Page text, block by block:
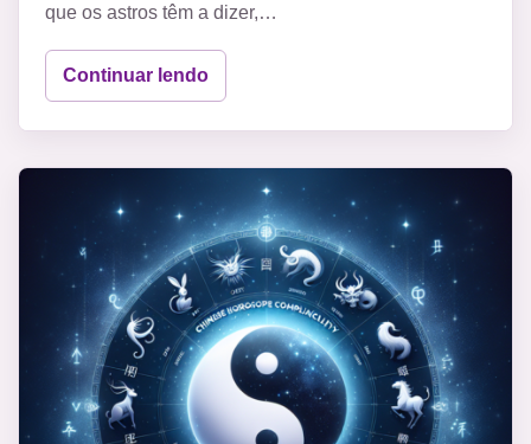
que os astros têm a dizer,…
Continuar lendo